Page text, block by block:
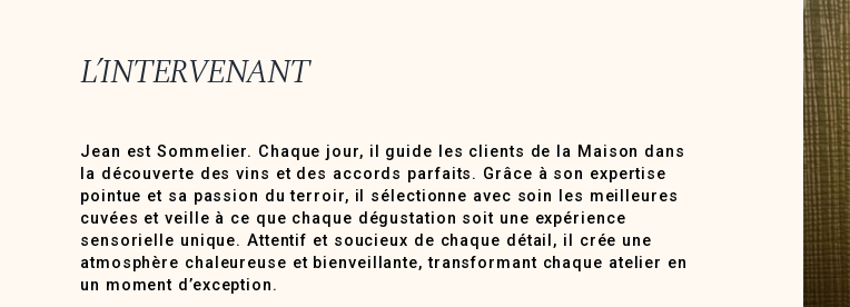
L’INTERVENANT
Jean est Sommelier. Chaque jour, il guide les clients de la Maison dans
la découverte des vins et des accords parfaits. Grâce à son expertise
pointue et sa passion du terroir, il sélectionne avec soin les meilleures
cuvées et veille à ce que chaque dégustation soit une expérience
sensorielle unique. Attentif et soucieux de chaque détail, il crée une
atmosphère chaleureuse et bienveillante, transformant chaque atelier en
un moment d’exception.